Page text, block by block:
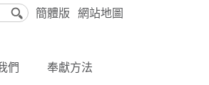
搜 簡體版 網站地圖
們 奉獻方法